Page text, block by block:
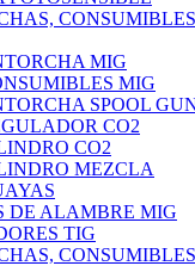
MIG
MIG
SPOOL
CO2
CO2
MEZCLA
DE ALAMBRE MIG
TIG